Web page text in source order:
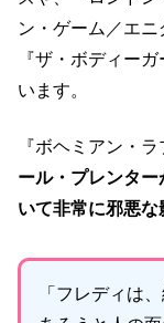
ン・ゲーム／エニ
『ザ・ボディー
います。
『ボヘミアン・
ール・プレンタ
いて非常に邪悪
「フレディは